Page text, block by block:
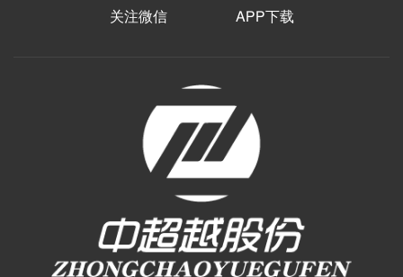
关注微信 APP下载